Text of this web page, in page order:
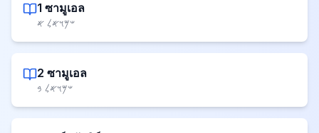
1 ซามูเอล
𐤔𐤌𐤅𐤀𐤋 𐤀
2 ซามูเอล
𐤔𐤌𐤅𐤀𐤋 𐤁